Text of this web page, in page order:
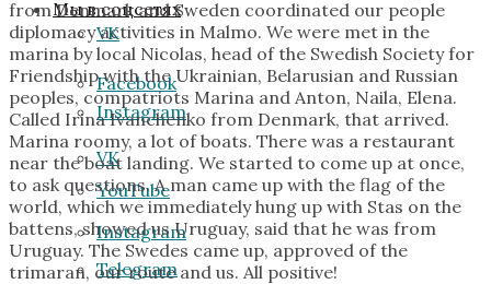
VK
Instagram
YouTube
Telegram
Мы в соцсетях
Facebook
VK
Instagram
from Denmark and Sweden coordinated our people
diplomacy activities in Malmo. We were met in the
marina by local Nicolas, head of the Swedish Society for
Friendship with the Ukrainian, Belarusian and Russian
peoples, compatriots Marina and Anton, Naila, Elena.
Called Irina Ivanchenko from Denmark, that arrived.
Marina roomy, a lot of boats. There was a restaurant
near the boat landing. We started to come up at once,
to ask questions. A man came up with the flag of the
world, which we immediately hung up with Stas on the
battens, showed us Uruguay, said that he was from
Uruguay. The Swedes came up, approved of the
trimaran, our route and us. All positive!